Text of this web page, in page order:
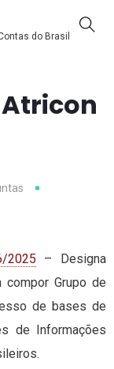
do Brasil
2025 – Designa
compor Grupo de
de bases de
de Informações